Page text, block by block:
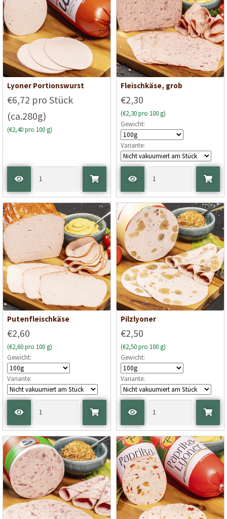
Lyoner Portionswurst
€6,72 pro Stück
(ca.280g)
(€2,40 pro 100 g)
Fleischkäse, grob
€2,30
(€2,30 pro 100 g)
Gewicht:
Variante:
Putenfleischkäse
€2,60
(€2,60 pro 100 g)
Gewicht:
Variante:
Pilzlyoner
€2,50
(€2,50 pro 100 g)
Gewicht:
Variante: